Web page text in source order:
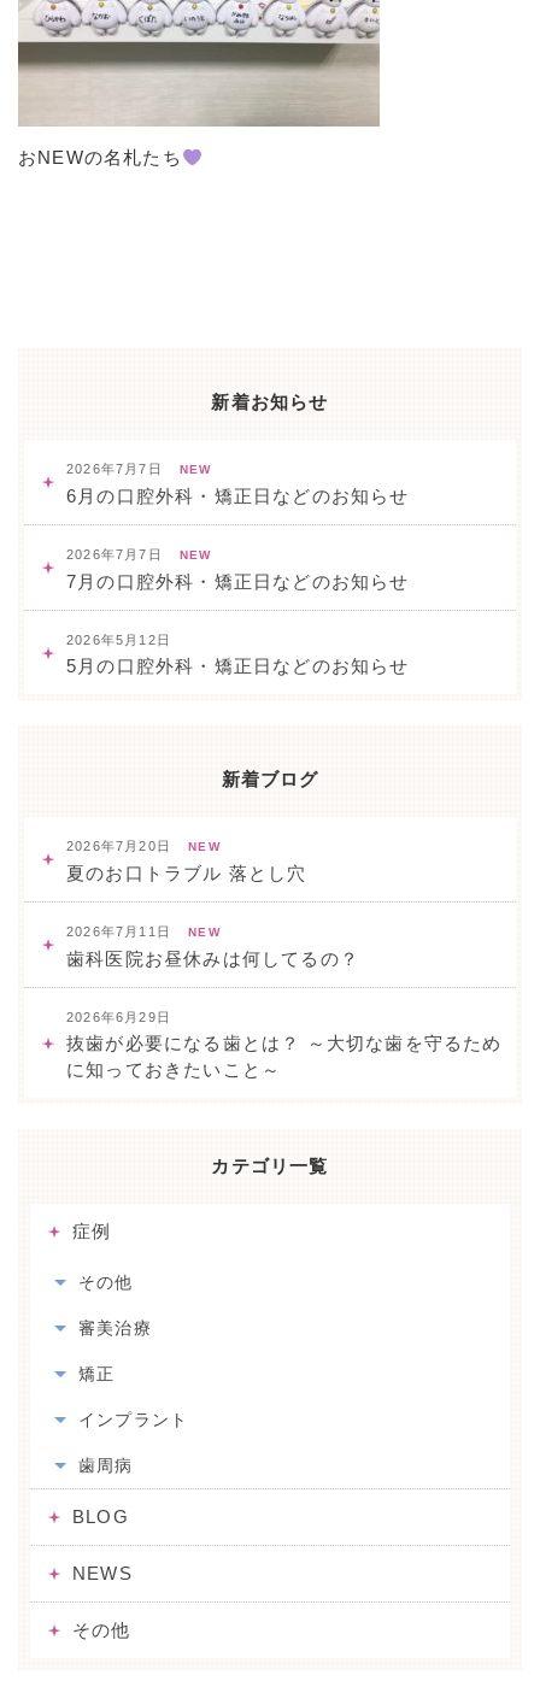
おNEWの名札たち
新着お知らせ
2026年7月7日 NEW
6月の口腔外科・矯正日などのお知らせ
2026年7月7日 NEW
7月の口腔外科・矯正日などのお知らせ
2026年5月12日
5月の口腔外科・矯正日などのお知らせ
新着ブログ
2026年7月20日 NEW
夏のお口トラブル 落とし穴
2026年7月11日 NEW
歯科医院お昼休みは何してるの？
2026年6月29日
抜歯が必要になる歯とは？ ～大切な歯を守るため
に知っておきたいこと～
カテゴリ一覧
症例
その他
審美治療
矯正
インプラント
歯周病
BLOG
NEWS
その他